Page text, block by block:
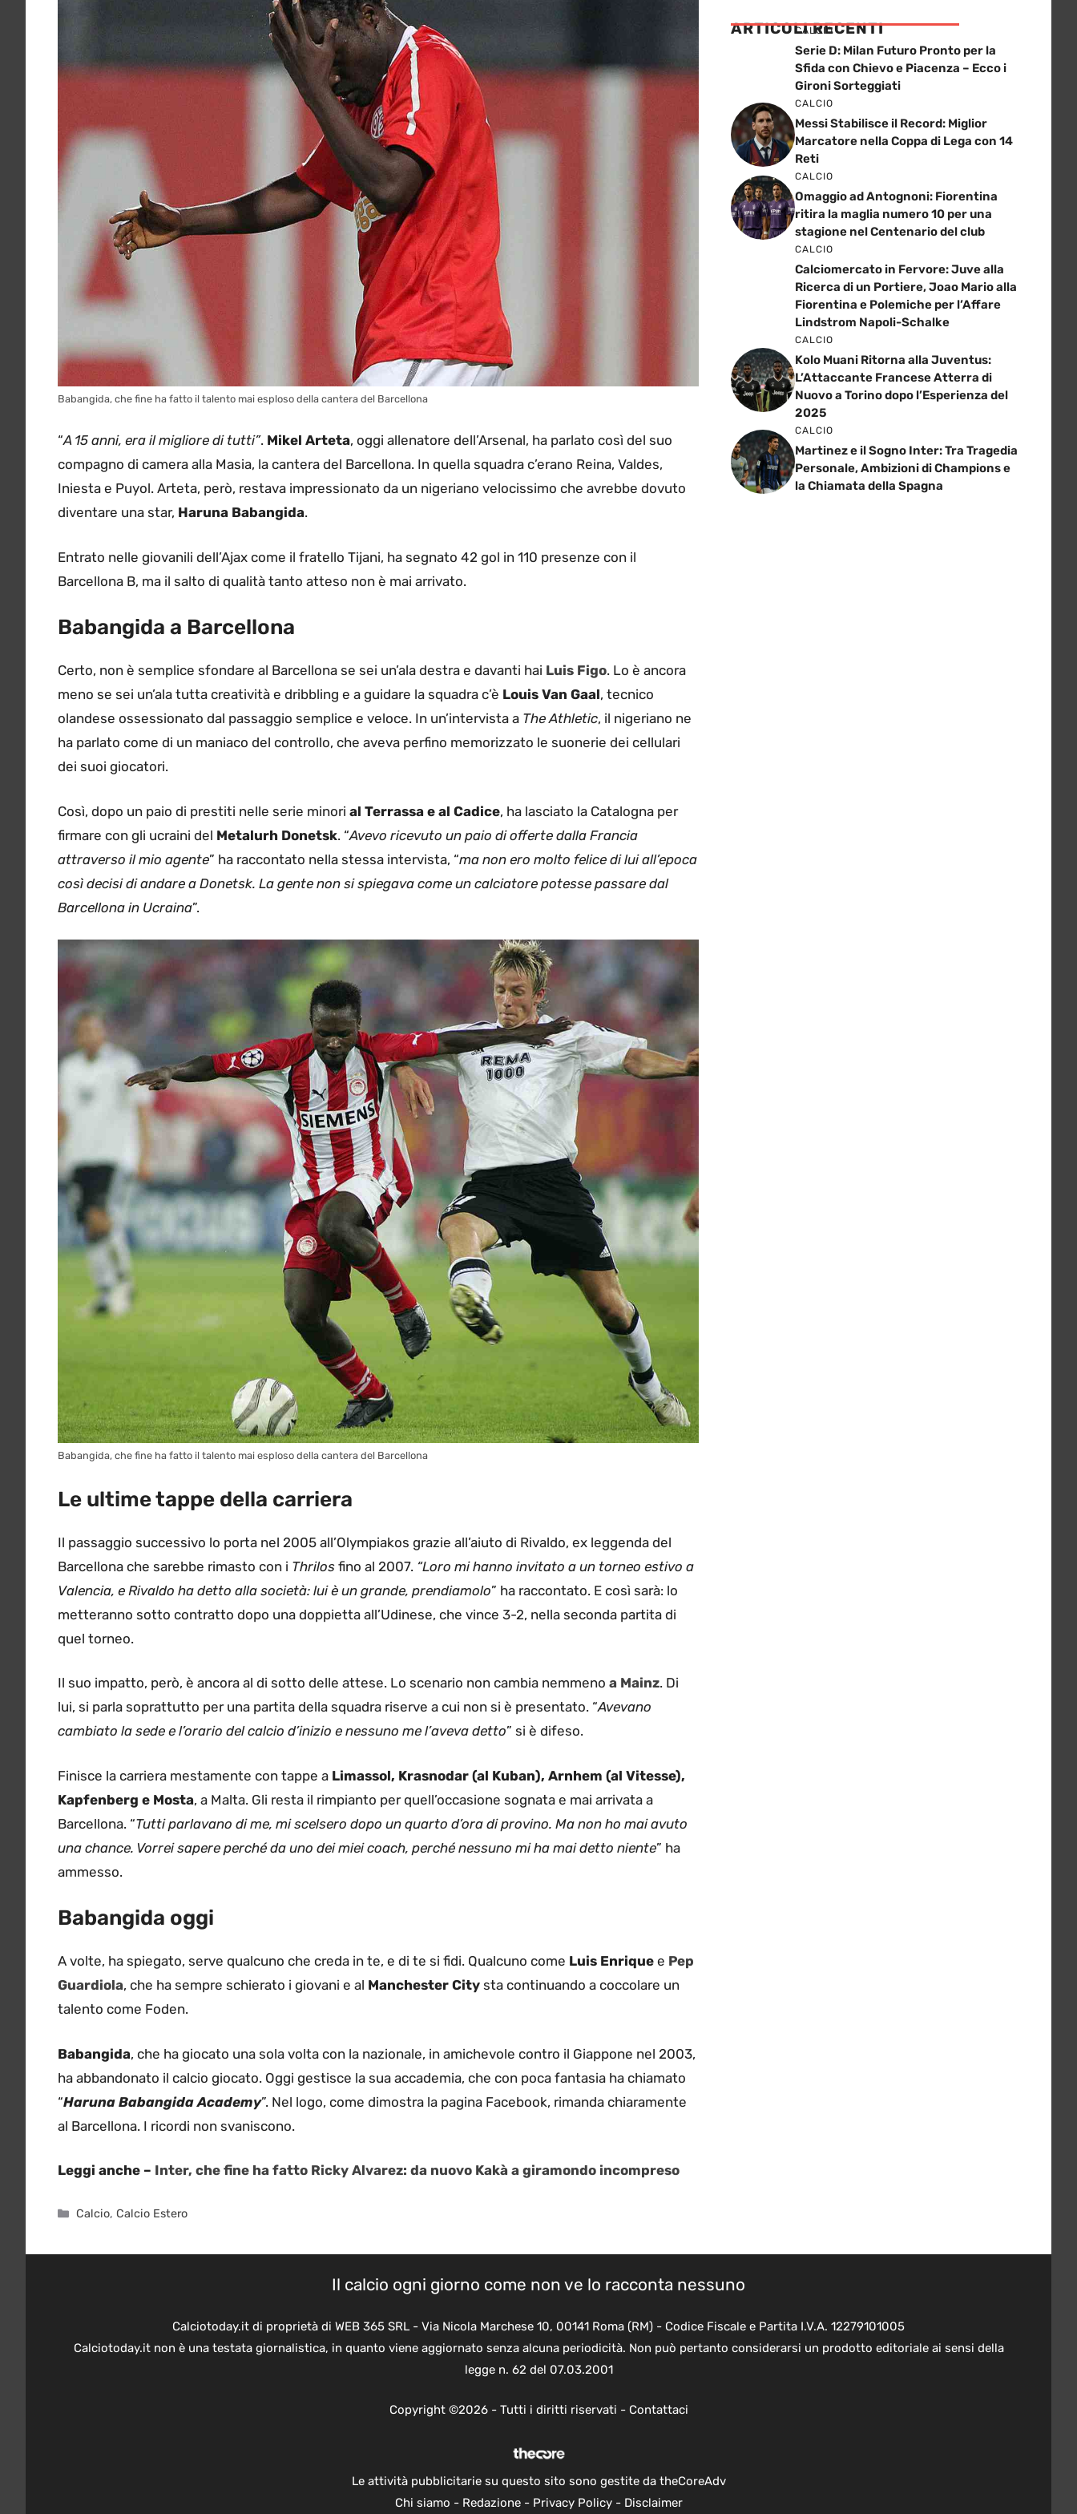
Babangida, che fine ha fatto il talento mai esploso della cantera del Barcellona
“A 15 anni, era il migliore di tutti”. Mikel Arteta, oggi allenatore dell’Arsenal, ha parlato così del suo
compagno di camera alla Masia, la cantera del Barcellona. In quella squadra c’erano Reina, Valdes,
Iniesta e Puyol. Arteta, però, restava impressionato da un nigeriano velocissimo che avrebbe dovuto
diventare una star, Haruna Babangida.
Entrato nelle giovanili dell’Ajax come il fratello Tijani, ha segnato 42 gol in 110 presenze con il
Barcellona B, ma il salto di qualità tanto atteso non è mai arrivato.
Babangida a Barcellona
Certo, non è semplice sfondare al Barcellona se sei un’ala destra e davanti hai Luis Figo. Lo è ancora
meno se sei un’ala tutta creatività e dribbling e a guidare la squadra c’è Louis Van Gaal, tecnico
olandese ossessionato dal passaggio semplice e veloce. In un’intervista a The Athletic, il nigeriano ne
ha parlato come di un maniaco del controllo, che aveva perfino memorizzato le suonerie dei cellulari
dei suoi giocatori.
Così, dopo un paio di prestiti nelle serie minori al Terrassa e al Cadice, ha lasciato la Catalogna per
firmare con gli ucraini del Metalurh Donetsk. “Avevo ricevuto un paio di offerte dalla Francia
attraverso il mio agente” ha raccontato nella stessa intervista, “ma non ero molto felice di lui all’epoca
così decisi di andare a Donetsk. La gente non si spiegava come un calciatore potesse passare dal
Barcellona in Ucraina”.
Babangida, che fine ha fatto il talento mai esploso della cantera del Barcellona
Le ultime tappe della carriera
Il passaggio successivo lo porta nel 2005 all’Olympiakos grazie all’aiuto di Rivaldo, ex leggenda del
Barcellona che sarebbe rimasto con i Thrilos fino al 2007. “Loro mi hanno invitato a un torneo estivo a
Valencia, e Rivaldo ha detto alla società: lui è un grande, prendiamolo” ha raccontato. E così sarà: lo
metteranno sotto contratto dopo una doppietta all’Udinese, che vince 3-2, nella seconda partita di
quel torneo.
Il suo impatto, però, è ancora al di sotto delle attese. Lo scenario non cambia nemmeno a Mainz. Di
lui, si parla soprattutto per una partita della squadra riserve a cui non si è presentato. “Avevano
cambiato la sede e l’orario del calcio d’inizio e nessuno me l’aveva detto” si è difeso.
Finisce la carriera mestamente con tappe a Limassol, Krasnodar (al Kuban), Arnhem (al Vitesse),
Kapfenberg e Mosta, a Malta. Gli resta il rimpianto per quell’occasione sognata e mai arrivata a
Barcellona. “Tutti parlavano di me, mi scelsero dopo un quarto d’ora di provino. Ma non ho mai avuto
una chance. Vorrei sapere perché da uno dei miei coach, perché nessuno mi ha mai detto niente” ha
ammesso.
Babangida oggi
A volte, ha spiegato, serve qualcuno che creda in te, e di te si fidi. Qualcuno come Luis Enrique e Pep
Guardiola, che ha sempre schierato i giovani e al Manchester City sta continuando a coccolare un
talento come Foden.
Babangida, che ha giocato una sola volta con la nazionale, in amichevole contro il Giappone nel 2003,
ha abbandonato il calcio giocato. Oggi gestisce la sua accademia, che con poca fantasia ha chiamato
“Haruna Babangida Academy”. Nel logo, come dimostra la pagina Facebook, rimanda chiaramente
al Barcellona. I ricordi non svaniscono.
Leggi anche – Inter, che fine ha fatto Ricky Alvarez: da nuovo Kakà a giramondo incompreso
Categorie
Calcio,Calcio Estero
ARTICOLI RECENTI
CALCIO
Serie D: Milan Futuro Pronto per la
Sfida con Chievo e Piacenza – Ecco i
Gironi Sorteggiati
CALCIO
Messi Stabilisce il Record: Miglior
Marcatore nella Coppa di Lega con 14
Reti
CALCIO
Omaggio ad Antognoni: Fiorentina
ritira la maglia numero 10 per una
stagione nel Centenario del club
CALCIO
Calciomercato in Fervore: Juve alla
Ricerca di un Portiere, Joao Mario alla
Fiorentina e Polemiche per l’Affare
Lindstrom Napoli-Schalke
CALCIO
Kolo Muani Ritorna alla Juventus:
L’Attaccante Francese Atterra di
Nuovo a Torino dopo l’Esperienza del
2025
CALCIO
Martinez e il Sogno Inter: Tra Tragedia
Personale, Ambizioni di Champions e
la Chiamata della Spagna
Il calcio ogni giorno come non ve lo racconta nessuno
Calciotoday.it di proprietà di WEB 365 SRL - Via Nicola Marchese 10, 00141 Roma (RM) - Codice Fiscale e Partita I.V.A. 12279101005
Calciotoday.it non è una testata giornalistica, in quanto viene aggiornato senza alcuna periodicità. Non può pertanto considerarsi un prodotto editoriale ai sensi della
legge n. 62 del 07.03.2001
Copyright ©2026 - Tutti i diritti riservati - Contattaci
Le attività pubblicitarie su questo sito sono gestite da theCoreAdv
Chi siamo - Redazione- Privacy Policy- Disclaimer